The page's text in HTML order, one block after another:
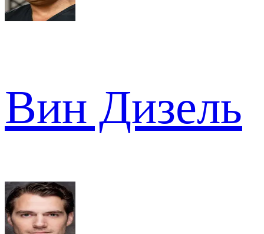
Вин Дизель